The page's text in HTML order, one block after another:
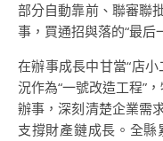
部分自動靠前、聯審聯
事，買通招與落的“最后
在辦事成長中甘當“店
況作為“一號改造工程”
辦事，深刻清楚企業需
支撐財產鏈成長。全